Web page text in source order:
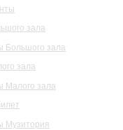
зала
Большого зала
зала
Малого зала
Музитория